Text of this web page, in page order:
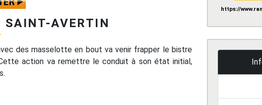
SAINT-AVERTIN
des masselotte en bout va venir frapper le bistre
Cette action va remettre le conduit à son état initial,
https://